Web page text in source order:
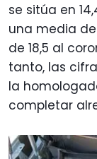
se sitúa en
una media de
de 18,5 al
tanto, las
la
completar